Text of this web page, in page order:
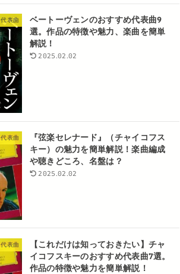
代表曲
ベートーヴェンのおすすめ代表曲9
選。作品の特徴や魅力、楽曲を簡単
解説！
2025.02.02
代表曲
『弦楽セレナード』（チャイコフス
キー）の魅力を簡単解説！楽曲編成
や聴きどころ、名盤は？
2025.02.02
代表曲
【これだけは知っておきたい】チャ
イコフスキーのおすすめ代表曲7選。
作品の特徴や魅力を簡単解説！